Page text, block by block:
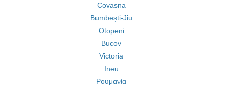
Covasna
Bumbești-Jiu
Otopeni
Bucov
Victoria
Ineu
Ρουμανία